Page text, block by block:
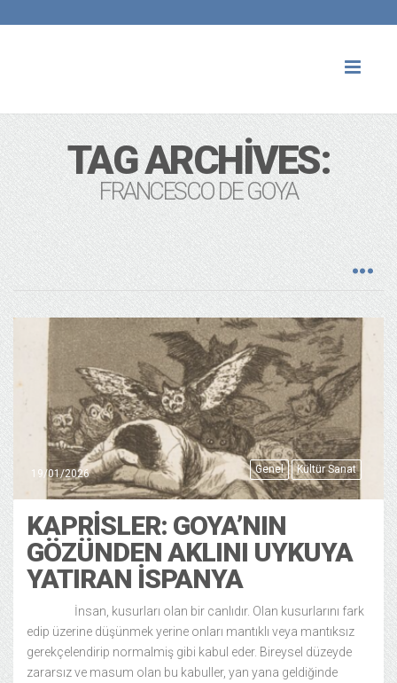
TAG ARCHIVES:
FRANCESCO DE GOYA
Genel Kültür Sanat
19/01/2026
KAPRISLER: GOYA’NIN
GÖZÜNDEN AKLINI UYKUYA
YATIRAN İSPANYA
İnsan, kusurları olan bir canlıdır. Olan kusurlarını fark
edip üzerine düşünmek yerine onları mantıklı veya mantıksız
gerekçelendirip normalmiş gibi kabul eder. Bireysel düzeyde
zararsız ve masum olan bu kabuller, yan yana geldiğinde